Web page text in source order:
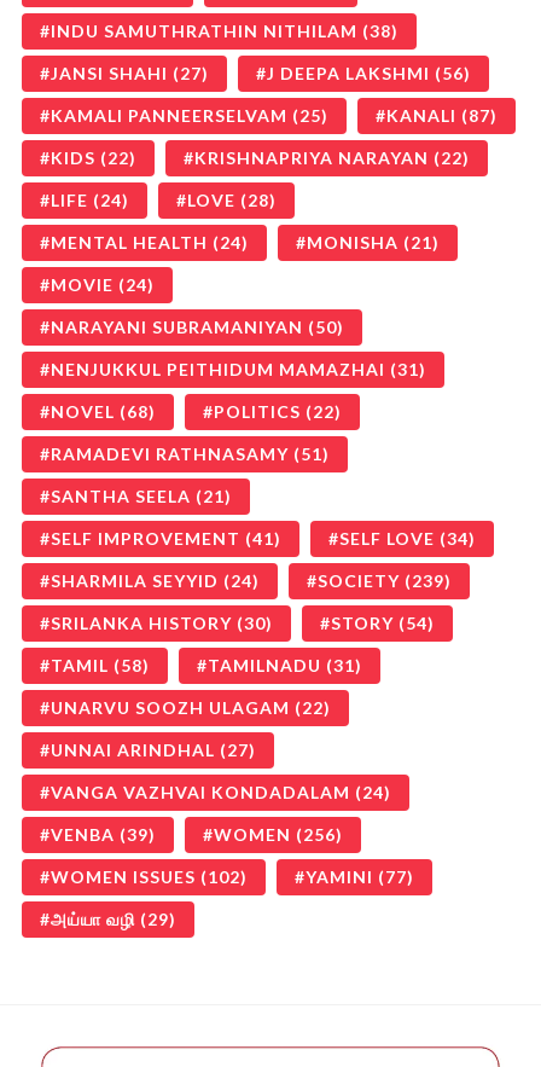
INDU SAMUTHRATHIN NITHILAM (38)
JANSI SHAHI (27) J DEEPA LAKSHMI (56)
KAMALI PANNEERSELVAM (25) KANALI (87)
KIDS (22) KRISHNAPRIYA NARAYAN (22)
LIFE (24) LOVE (28)
MENTAL HEALTH (24) MONISHA (21)
MOVIE (24)
NARAYANI SUBRAMANIYAN (50)
NENJUKKUL PEITHIDUM MAMAZHAI (31)
NOVEL (68) POLITICS (22)
RAMADEVI RATHNASAMY (51)
SANTHA SEELA (21)
SELF IMPROVEMENT (41) SELF LOVE (34)
SHARMILA SEYYID (24) SOCIETY (239)
SRILANKA HISTORY (30) STORY (54)
TAMIL (58) TAMILNADU (31)
UNARVU SOOZH ULAGAM (22)
UNNAI ARINDHAL (27)
VANGA VAZHVAI KONDADALAM (24)
VENBA (39) WOMEN (256)
WOMEN ISSUES (102) YAMINI (77)
அய்யா வழி (29)